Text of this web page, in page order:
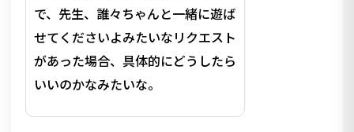
で、先生、誰々ちゃんと一緒に遊ば
せてくださいよみたいなリクエスト
があった場合、具体的にどうしたら
いいのかなみたいな。